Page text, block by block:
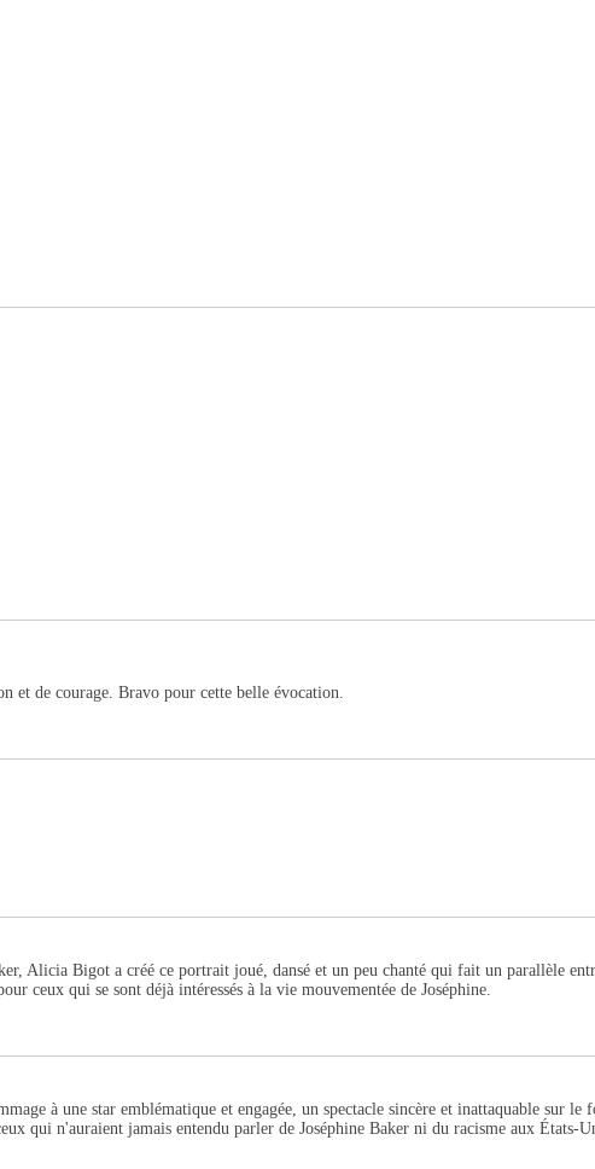
et de courage. Bravo pour cette belle évocation.
Alicia Bigot a créé ce portrait joué, dansé et un peu chanté qui fait un parallèle
ceux qui se sont déjà intéressés à la vie mouvementée de Joséphine.
à une star emblématique et engagée, un spectacle sincère et inattaquable sur
qui n'auraient jamais entendu parler de Joséphine Baker ni du racisme aux États-